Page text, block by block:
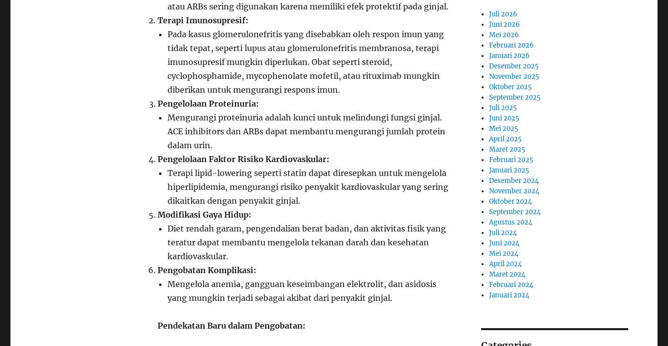
atau ARBs sering digunakan karena memiliki efek protektif pada ginjal.
Terapi Imunosupresif:
Pada kasus glomerulonefritis yang disebabkan oleh respon imun yang
tidak tepat, seperti lupus atau glomerulonefritis membranosa, terapi
imunosupresif mungkin diperlukan. Obat seperti steroid,
cyclophosphamide, mycophenolate mofetil, atau rituximab mungkin
diberikan untuk mengurangi respons imun.
Pengelolaan Proteinuria:
Mengurangi proteinuria adalah kunci untuk melindungi fungsi ginjal.
ACE inhibitors dan ARBs dapat membantu mengurangi jumlah protein
dalam urin.
Pengelolaan Faktor Risiko Kardiovaskular:
Terapi lipid-lowering seperti statin dapat diresepkan untuk mengelola
hiperlipidemia, mengurangi risiko penyakit kardiovaskular yang sering
dikaitkan dengan penyakit ginjal.
Modifikasi Gaya Hidup:
Diet rendah garam, pengendalian berat badan, dan aktivitas fisik yang
teratur dapat membantu mengelola tekanan darah dan kesehatan
kardiovaskular.
Pengobatan Komplikasi:
Mengelola anemia, gangguan keseimbangan elektrolit, dan asidosis
yang mungkin terjadi sebagai akibat dari penyakit ginjal.
Pendekatan Baru dalam Pengobatan:
Juli 2026
Juni 2026
Mei 2026
Februari 2026
Januari 2026
Desember 2025
November 2025
Oktober 2025
September 2025
Juli 2025
Juni 2025
Mei 2025
April 2025
Maret 2025
Februari 2025
Januari 2025
Desember 2024
November 2024
Oktober 2024
September 2024
Agustus 2024
Juli 2024
Juni 2024
Mei 2024
April 2024
Maret 2024
Februari 2024
Januari 2024